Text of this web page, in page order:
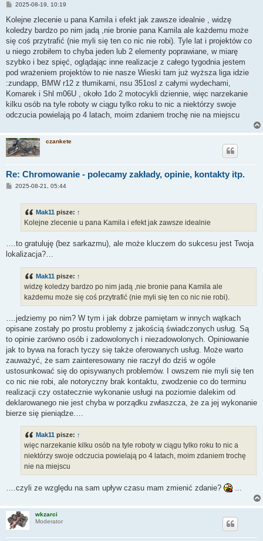
P
s
2025-08-19, 10:19
Kolejne zlecenie u pana Kamila i efekt jak zawsze idealnie , widzę
koledzy bardzo po nim jadą ,nie bronie pana Kamila ale każdemu może
się coś przytrafić (nie myli się ten co nic nie robi). Tyle lat i projektów co
u niego zrobiłem to chyba jeden lub 2 elementy poprawiane, w miarę
szybko i bez spięć, oglądając inne realizacje z całego tygodnia jestem
pod wrażeniem projektów to nie nasze Wieski tam już wyższa liga idzie
:zundapp, BMW r12 z tłumikami, nsu 351osl z całymi wydechami,
Komarek i Shl m06U , około 1do 2 motocykli dziennie, więc narzekanie
kilku osób na tyle roboty w ciągu tylko roku to nic a niektórzy swoje
odczucia powielają po 4 latach, moim zdaniem trochę nie na miejscu
czankete
Re: Chromowanie - polecamy zakłady, opinie, kontakty itp.
P2025-08-21, 05:44
Mak11 pisze: ↑
Kolejne zlecenie u pana Kamila i efekt jak zawsze idealnie
….to gratuluję (bez sarkazmu), ale może kluczem do sukcesu jest Twoja
lokalizacja?…
Mak11 pisze: ↑
widzę koledzy bardzo po nim jadą ,nie bronie pana Kamila ale
każdemu może się coś przytrafić (nie myli się ten co nic nie robi).
….jedziemy po nim? W tym i jak dobrze pamiętam w innych wątkach
opisane zostały po prostu problemy z jakością świadczonych usług. Są
to opinie zarówno osób i zadowolonych i niezadowolonych. Opiniowanie
jak to bywa na forach tyczy się także oferowanych usług. Może warto
zauważyć, że sam zainteresowany nie raczył do dziś w ogóle
ustosunkować się do opisywanych problemów. I owszem nie myli się ten
co nic nie robi, ale notoryczny brak kontaktu, zwodzenie co do terminu
realizacji czy ostatecznie wykonanie usługi na poziomie dalekim od
deklarowanego nie jest chyba w porządku zwłaszcza, że za jej wykonanie
bierze się pieniądze.…
Mak11 pisze: ↑
więc narzekanie kilku osób na tyle roboty w ciągu tylko roku to nic a
niektórzy swoje odczucia powielają po 4 latach, moim zdaniem trochę
nie na miejscu
….czyli ze względu na sam upływ czasu mam zmienić zdanie?
wkzarci
Moderator